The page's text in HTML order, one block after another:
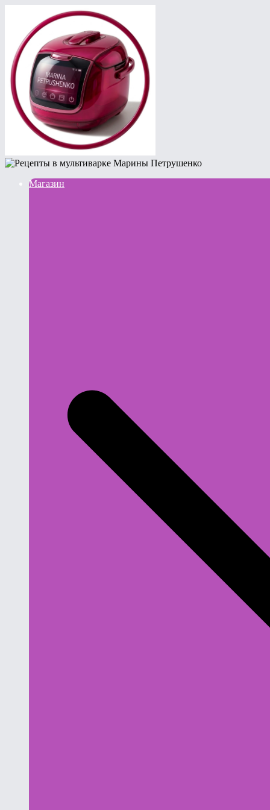
Магазин